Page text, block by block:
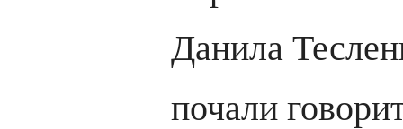
Данила
почали